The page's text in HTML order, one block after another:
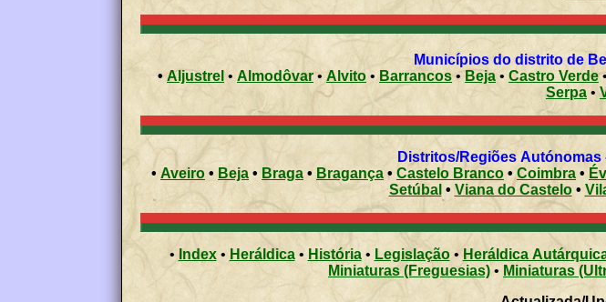
Municípios do distrito de
• Aljustrel • Almodôvar• Alvito • Barrancos•Beja• Castro Verde•
Serpa •
Distritos/
• Aveiro • Beja • Braga • Bragança • Castelo Branco • Coimbra •
Setúbal • Viana do Castelo•
• Index• Heráldica• História • Legislação • Heráldica
Miniaturas (Freguesias) • Miniaturas